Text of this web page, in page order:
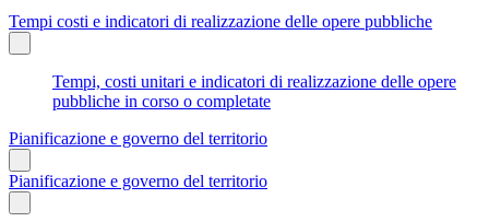
Tempi costi e indicatori di realizzazione delle opere pubbliche
Tempi, costi unitari e indicatori di realizzazione delle opere
pubbliche in corso o completate
Pianificazione e governo del territorio
Pianificazione e governo del territorio